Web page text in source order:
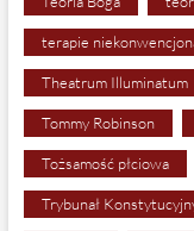
terapie
Theatrum Illuminatum
Tommy Robinson
Tożsamość płciowa
Trybunał